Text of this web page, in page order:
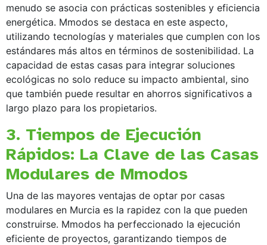
menudo se asocia con prácticas sostenibles y eficiencia
energética. Mmodos se destaca en este aspecto,
utilizando tecnologías y materiales que cumplen con los
estándares más altos en términos de sostenibilidad. La
capacidad de estas casas para integrar soluciones
ecológicas no solo reduce su impacto ambiental, sino
que también puede resultar en ahorros significativos a
largo plazo para los propietarios.
3. Tiempos de Ejecución
Rápidos: La Clave de las Casas
Modulares de Mmodos
Una de las mayores ventajas de optar por casas
modulares en Murcia es la rapidez con la que pueden
construirse. Mmodos ha perfeccionado la ejecución
eficiente de proyectos, garantizando tiempos de